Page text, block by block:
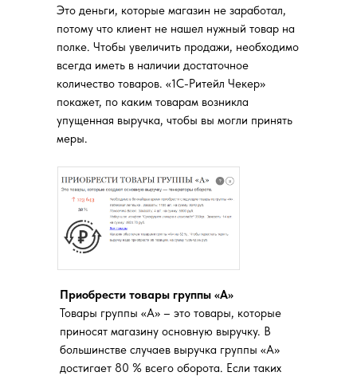
Это деньги, которые магазин не заработал,
потому что клиент не нашел нужный товар на
полке. Чтобы увеличить продажи, необходимо
всегда иметь в наличии достаточное
количество товаров. «1С-Ритейл Чекер»
покажет, по каким товарам возникла
упущенная выручка, чтобы вы могли принять
меры.
Приобрести товары группы «А»
Товары группы «А» – это товары, которые
приносят магазину основную выручку. В
большинстве случаев выручка группы «А»
достигает 80 % всего оборота. Если таких